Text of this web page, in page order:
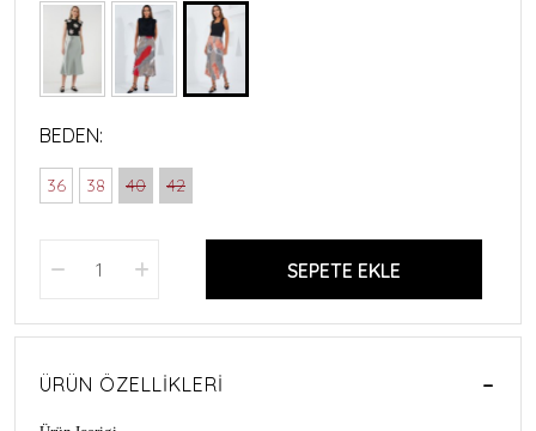
BEDEN:
36 38 40 42
SEPETE EKLE
ÜRÜN ÖZELLIKLERI